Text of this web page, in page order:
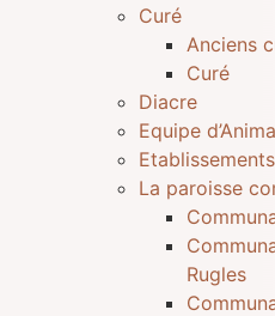
Curé
Anciens
Curé
Diacre
Equipe
La paroisse
Rugles